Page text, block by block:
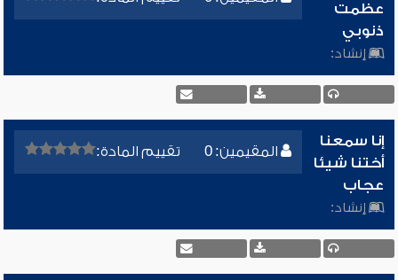
عظمت
ذنوبي
إنشاد:
المقيمين: 0 تقييم المادة:
إنا سمعنا
أختنا شيئا
عجاب
إنشاد: